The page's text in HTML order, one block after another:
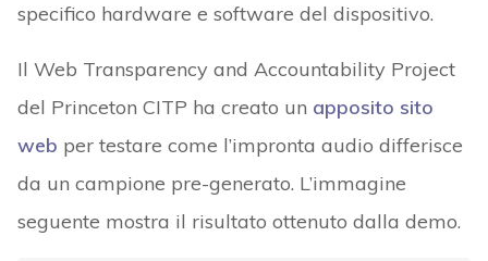
specifico hardware e software del dispositivo.
Il Web Transparency and Accountability Project
del Princeton CITP ha creato un apposito sito
web per testare come l’impronta audio differisce
da un campione pre-generato. L’immagine
seguente mostra il risultato ottenuto dalla demo.